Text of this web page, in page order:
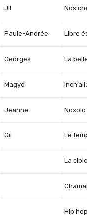
Jil Nos
Paule-Andrée Libre
Georges La
Magyd
Jeanne Noxolo
Gil Le
La
Hip